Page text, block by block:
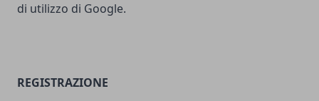
di utilizzo di Google.
REGISTRAZIONE